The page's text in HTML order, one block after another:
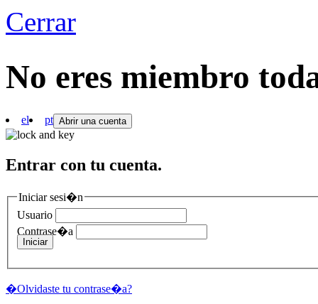
Cerrar
No eres miembro
el pt Abrir una cuenta
Entrar con tu cuenta.
Iniciar sesi�n
Usuario
Contrase�a
Iniciar
�Olvidaste tu contrase�a?